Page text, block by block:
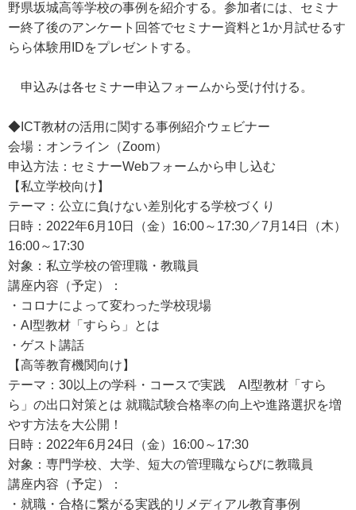
野県坂城高等学校の事例を紹介する。参加者には、セミナ
ー終了後のアンケート回答でセミナー資料と1か月試せるす
らら体験用IDをプレゼントする。
申込みは各セミナー申込フォームから受け付ける。
◆ICT教材の活用に関する事例紹介ウェビナー
会場：オンライン（Zoom）
申込方法：セミナーWebフォームから申し込む
【私立学校向け】
テーマ：公立に負けない差別化する学校づくり
日時：2022年6月10日（金）16:00～17:30／7月14日（木）
16:00～17:30
対象：私立学校の管理職・教職員
講座内容（予定）：
・コロナによって変わった学校現場
・AI型教材「すらら」とは
・ゲスト講話
【高等教育機関向け】
テーマ：30以上の学科・コースで実践 AI型教材「すら
ら」の出口対策とは 就職試験合格率の向上や進路選択を増
やす方法を大公開！
日時：2022年6月24日（金）16:00～17:30
対象：専門学校、大学、短大の管理職ならびに教職員
講座内容（予定）：
・就職・合格に繋がる実践的リメディアル教育事例